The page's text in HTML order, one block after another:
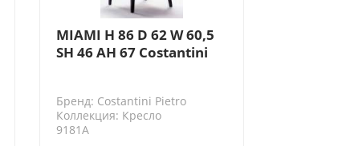
MIAMI H 86 D 62 W 60,5
SH 46 AH 67 Costantini
Бренд: Costantini Pietro
Коллекция: Кресло
9181A